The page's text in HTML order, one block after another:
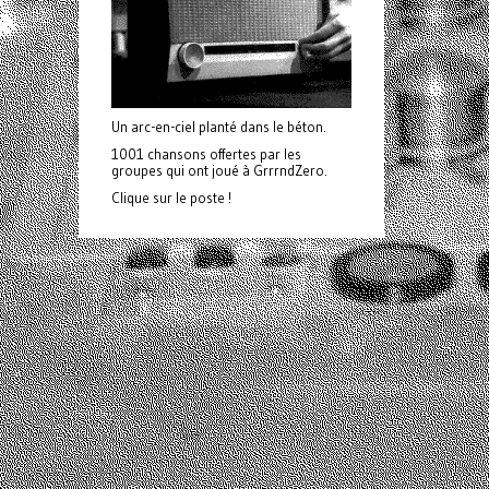
Un arc-en-ciel planté dans le béton.
1001 chansons offertes par les
groupes qui ont joué à GrrrndZero.
Clique sur le poste !